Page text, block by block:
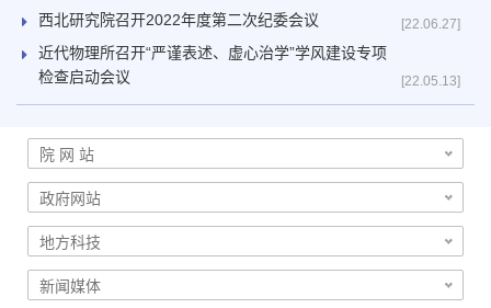
[22.06.27]
西北研究院召开2022年度第二次纪委会议
[22.05.13]
近代物理所召开“严谨表述、虚心治学”学风建设专项
检查启动会议